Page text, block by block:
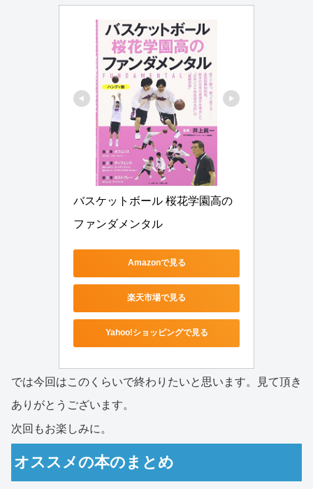
バスケットボール 桜花学園高の
ファンダメンタル
Amazonで見る
楽天市場で見る
Yahoo!ショッピングで見る
では今回はこのくらいで終わりたいと思います。見て頂き
ありがとうございます。
次回もお楽しみに。
オススメの本のまとめ